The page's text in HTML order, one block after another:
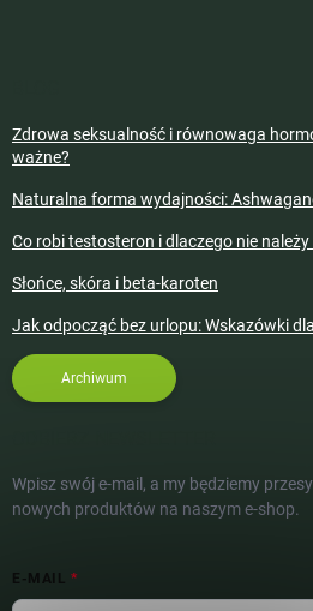
Zdrowa seksualność i równowaga
ważne?
Naturalna forma wydajności:
Co robi testosteron i dlaczego nie
Słońce, skóra i beta-karoten
Jak odpocząć bez urlopu: Wskazówki dla
Archiwum
Wpisz swój e-mail, a my będziemy
nowych produktów na naszym e-shop.
E-MAIL